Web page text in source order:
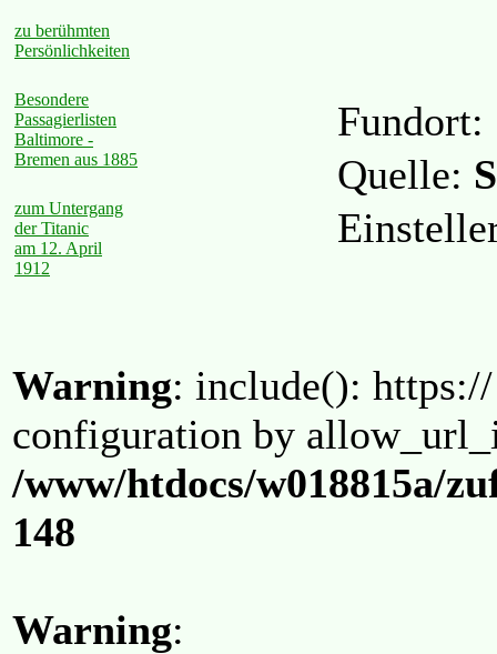
zu berühmten
Persönlichkeiten
Besondere
Passagierlisten
Baltimore -
Bremen aus 1885
zum Untergang
der Titanic
am 12. April
1912
Fundort:
Quelle:
Warning: include():
configuration by
/www/htdocs/w018815a/
148
Warning: